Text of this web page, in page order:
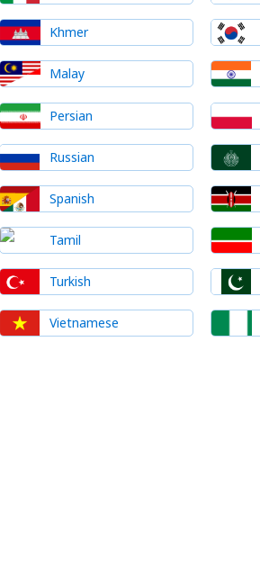
Khmer
Malay
Persian
Russian
Spanish
Tamil
Turkish
Vietnamese